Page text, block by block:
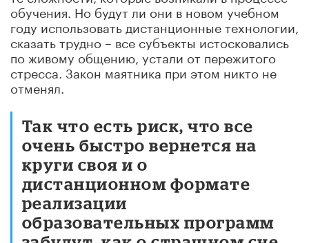
обучения. Но будут ли они в новом учебном
году использовать дистанционные технологии,
сказать трудно – все субъекты истосковались
по живому общению, устали от пережитого
стресса. Закон маятника при этом никто не
отменял.
Так что есть риск, что все
очень быстро вернется на
круги своя и о
дистанционном формате
реализации
образовательных программ